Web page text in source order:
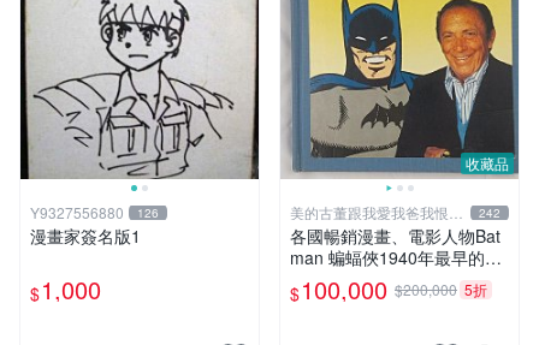
Y9327556880 126
漫畫家簽名版1
$1,000
收藏品
美的古董跟我愛我爸我恨壞
人
242
各國暢銷漫畫、電影人物Bat
man 蝙蝠俠1940年最早的創
作者，這本書是Batman and
me 是Bob Kane1990年出的
$100,000 $200,000 5折